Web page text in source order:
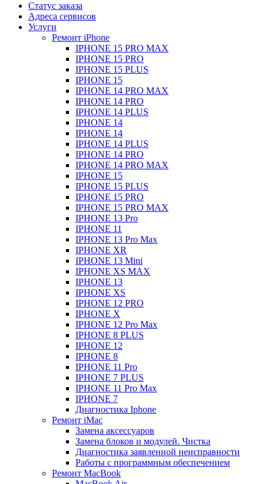
Статус заказа
Адреса сервисов
Услуги
Ремонт iPhone
IPHONE 15 PRO MAX
IPHONE 15 PRO
IPHONE 15 PLUS
IPHONE 15
IPHONE 14 PRO MAX
IPHONE 14 PRO
IPHONE 14 PLUS
IPHONE 14
IPHONE 14
IPHONE 14 PLUS
IPHONE 14 PRO
IPHONE 14 PRO MAX
IPHONE 15
IPHONE 15 PLUS
IPHONE 15 PRO
IPHONE 15 PRO MAX
IPHONE 13 Pro
IPHONE 11
IPHONE 13 Pro Max
IPHONE XR
IPHONE 13 Mini
IPHONE XS MAX
IPHONE 13
IPHONE XS
IPHONE 12 PRO
IPHONE X
IPHONE 12 Pro Max
IPHONE 8 PLUS
IPHONE 12
IPHONE 8
IPHONE 11 Pro
IPHONE 7 PLUS
IPHONE 11 Pro Max
IPHONE 7
Диагностика Iphone
Ремонт iMac
Замена аксессуаров
Замена блоков и модулей. Чистка
Диагностика заявленной неисправности
Работы с программным обеспечением
Ремонт MacBook